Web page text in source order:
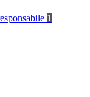
1